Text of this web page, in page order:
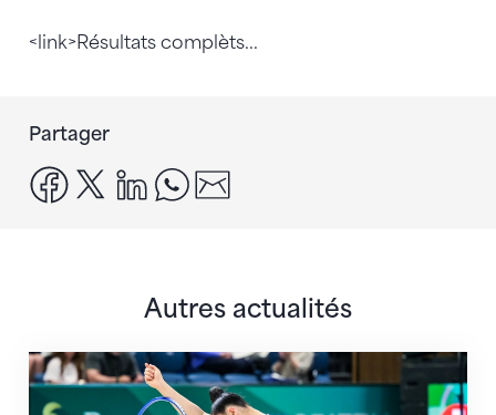
<link>Résultats complèts...
Partager
facebook
x linkedinwhatsapp
Autres actualités
Prochaine étape : les Championnats du monde